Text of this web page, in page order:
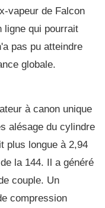
vapeur de Falcon
ligne qui pourrait
pas pu atteindre
globale.
à canon unique
alésage du cylindre
plus longue à 2,94
la 144. Il a généré
couple. Un
compression